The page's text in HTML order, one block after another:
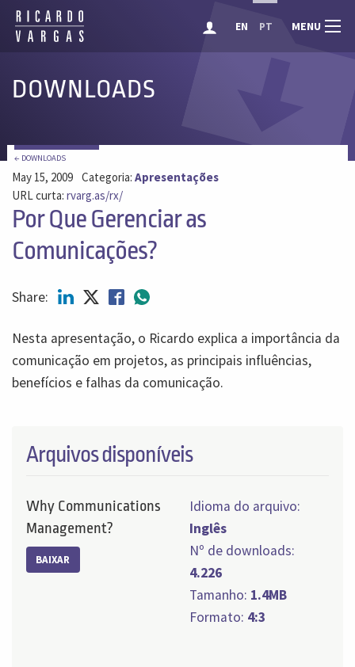
EN PT MENU
DOWNLOADS
← DOWNLOADS
May 15, 2009 Categoria: Apresentações
URL curta: rvarg.as/rx/
Por Que Gerenciar as
Comunicações?
Share:
Nesta apresentação, o Ricardo explica a importância da
comunicação em projetos, as principais influências,
benefícios e falhas da comunicação.
Arquivos disponíveis
Why Communications
Management?
BAIXAR
Idioma do arquivo:
Inglês
Nº de downloads:
4.226
Tamanho: 1.4MB
Formato: 4:3